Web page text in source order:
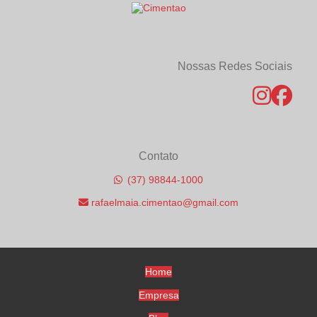
Reformas: Benefícios e Aplicações Essenciais
Nossas Redes Sociais
Contato
(37) 98844-1000
rafaelmaia.cimentao@gmail.com
Home
Empresa